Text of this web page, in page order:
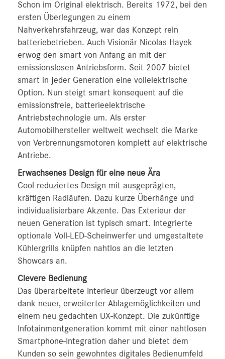
Schon im Original elektrisch. Bereits 1972, bei den
ersten Überlegungen zu einem
Nahverkehrsfahrzeug, war das Konzept rein
batteriebetrieben. Auch Visionär Nicolas Hayek
erwog den smart von Anfang an mit der
emissionslosen Antriebsform. Seit 2007 bietet
smart in jeder Generation eine vollelektrische
Option. Nun steigt smart konsequent auf die
emissionsfreie, batterieelektrische
Antriebstechnologie um. Als erster
Automobilhersteller weltweit wechselt die Marke
von Verbrennungsmotoren komplett auf elektrische
Antriebe.
Erwachsenes Design für eine neue Ära
Cool reduziertes Design mit ausgeprägten,
kräftigen Radläufen. Dazu kurze Überhänge und
individualisierbare Akzente. Das Exterieur der
neuen Generation ist typisch smart. Integrierte
optionale Voll-LED-Scheinwerfer und umgestaltete
Kühlergrills knüpfen nahtlos an die letzten
Showcars an.
Clevere Bedienung
Das überarbeitete Interieur überzeugt vor allem
dank neuer, erweiterter Ablagemöglichkeiten und
einem neu gedachten UX-Konzept. Die zukünftige
Infotainmentgeneration kommt mit einer nahtlosen
Smartphone-Integration daher und bietet dem
Kunden so sein gewohntes digitales Bedienumfeld